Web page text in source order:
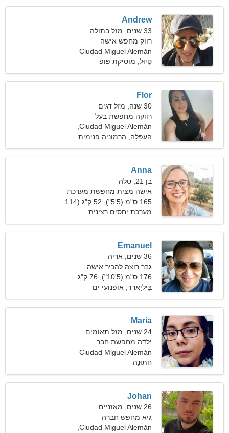
Andrew
33 שנים, מזל בתולה
רווק מחפש אישה
Ciudad Miguel Alemán
טִיוּל, מוסיקת פופ
Flor
30 שנה, מזל דגים
רווקה מחפשת בעל
מקסיקו
הַעפָּלָה, הרמוניה פנימית
Anna
בן 21, טלה
אישה מצית מחפשת מערכת
יחסים מתמשכת
165 ס"מ (5'5"), 52 ק"ג (114
פאונד)
מערכת יחסים רצינית
Emanuel
36 שנים, אריה
גבר רוצה להכיר אישה
176 ס"מ (5'10"), 76 ק"ג
(167 פאונד)
בִּילְיַארד, אופנועי ים
María
24 שנים, מזל תאומים
ילדה מחפשת חבר
Ciudad Miguel Alemán
חֲתוּנָה
Johan
26 שנים, מאזניים
גיא מחפש חברה